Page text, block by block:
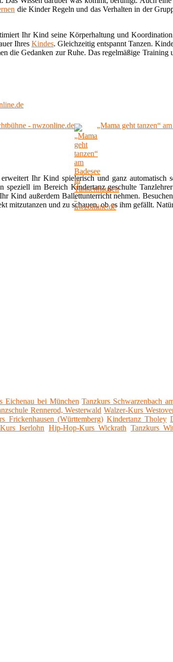
die Kinder Regeln und das Verhalten in der
Ihr Kind seine Körperhaltung und
Ihres Kindes. Gleichzeitig entspannt Tanzen.
die Gedanken zur Ruhe. Das regelmäßige
- nwzonline.de „Mama geht tanzen“
Ihr Kind spielerisch und ganz automatisch
speziell im Bereich Kindertanz geschulte
Kind außerdem Ballettunterricht nehmen.
mitzutanzen und zu schauen, ob es ihm gefällt.
Eichenau bei München Tanzkurs Schwarzenbach
Rennerod, Westerwald Walzer-Kurs
Frickenhausen (Württemberg) Kindertanz Tholey
Iserlohn Hip-Hop-Kurs Wickrath Tanzkurs